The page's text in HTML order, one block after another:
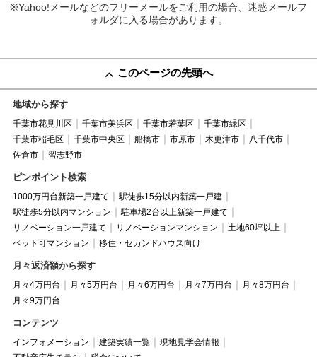
※Yahoo!メールなどのフリーメールをご利用の場合、迷惑メールフ
ォルダに入る場合があります。
このページの先頭へ
地域から探す
千葉市花見川区 千葉市美浜区 千葉市若葉区
千葉市緑区
千葉市稲毛区
千葉市中央区 船橋市 市原市 木更津市
八千代市
佐倉市
習志野市
ピンポイント検索
1000万円台新築一戸建て
駅徒歩15分以内新築一戸建
駅徒歩5分以内マンション
駐車場2台以上新築一戸建て
リノベーション一戸建て
リノベーションマンション
土地60坪以上
ペット可マンション
移住・セカンドハウス向け
月々返済額から探す
月々4万円台 月々5万円台 月々6万円台 月々7万円台
月々8万円台
月々9万円台
コンテンツ
インフォメーション 建築実績一覧
現地見学会情報